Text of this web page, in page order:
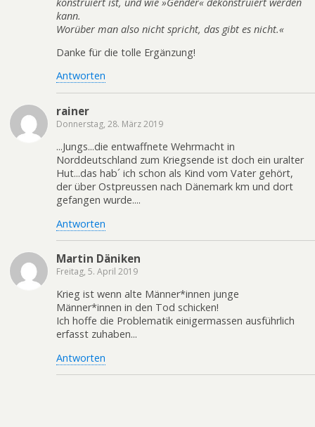
kann.
Worüber man also nicht spricht, das gibt es nicht.«
Danke für die tolle Ergänzung!
Antworten
rainer
Donnerstag, 28. März 2019
...Jungs...die entwaffnete Wehrmacht in
Norddeutschland zum Kriegsende ist doch ein uralter
Hut...das hab´ ich schon als Kind vom Vater gehört,
der über Ostpreussen nach Dänemark km und dort
gefangen wurde....
Antworten
Martin Däniken
Freitag, 5. April 2019
Krieg ist wenn alte Männer*innen junge
Männer*innen in den Tod schicken!
Ich hoffe die Problematik einigermassen ausführlich
erfasst zuhaben...
Antworten